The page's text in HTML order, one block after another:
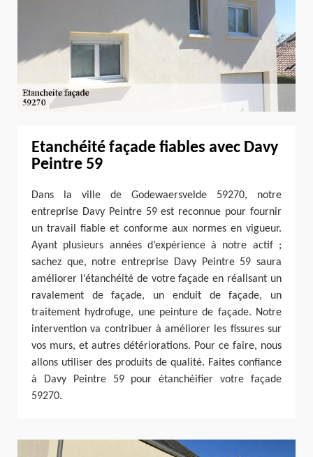
Etanchéité façade fiables avec Davy
Peintre 59
Dans la ville de Godewaersvelde 59270, notre
entreprise Davy Peintre 59 est reconnue pour fournir
un travail fiable et conforme aux normes en vigueur.
Ayant plusieurs années d’expérience à notre actif ;
sachez que, notre entreprise Davy Peintre 59 saura
améliorer l’étanchéité de votre façade en réalisant un
ravalement de façade, un enduit de façade, un
traitement hydrofuge, une peinture de façade. Notre
intervention va contribuer à améliorer les fissures sur
vos murs, et autres détériorations. Pour ce faire, nous
allons utiliser des produits de qualité. Faites confiance
à Davy Peintre 59 pour étanchéifier votre façade
59270.